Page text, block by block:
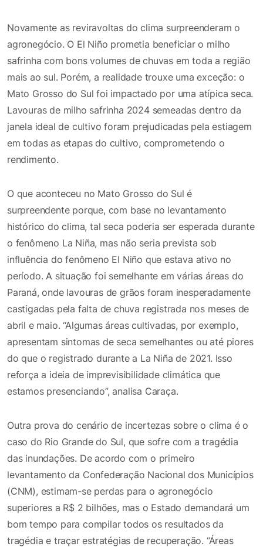
Novamente as reviravoltas do clima surpreenderam o
agronegócio. O El Niño prometia beneficiar o milho
safrinha com bons volumes de chuvas em toda a região
mais ao sul. Porém, a realidade trouxe uma exceção: o
Mato Grosso do Sul foi impactado por uma atípica seca.
Lavouras de milho safrinha 2024 semeadas dentro da
janela ideal de cultivo foram prejudicadas pela estiagem
em todas as etapas do cultivo, comprometendo o
rendimento.
O que aconteceu no Mato Grosso do Sul é
surpreendente porque, com base no levantamento
histórico do clima, tal seca poderia ser esperada durante
o fenômeno La Niña, mas não seria prevista sob
influência do fenômeno El Niño que estava ativo no
período. A situação foi semelhante em várias áreas do
Paraná, onde lavouras de grãos foram inesperadamente
castigadas pela falta de chuva registrada nos meses de
abril e maio. “Algumas áreas cultivadas, por exemplo,
apresentam sintomas de seca semelhantes ou até piores
do que o registrado durante a La Niña de 2021. Isso
reforça a ideia de imprevisibilidade climática que
estamos presenciando”, analisa Caraça.
Outra prova do cenário de incertezas sobre o clima é o
caso do Rio Grande do Sul, que sofre com a tragédia
das inundações. De acordo com o primeiro
levantamento da Confederação Nacional dos Municípios
(CNM), estimam-se perdas para o agronegócio
superiores a R$ 2 bilhões, mas o Estado demandará um
bom tempo para compilar todos os resultados da
tragédia e traçar estratégias de recuperação. “Áreas